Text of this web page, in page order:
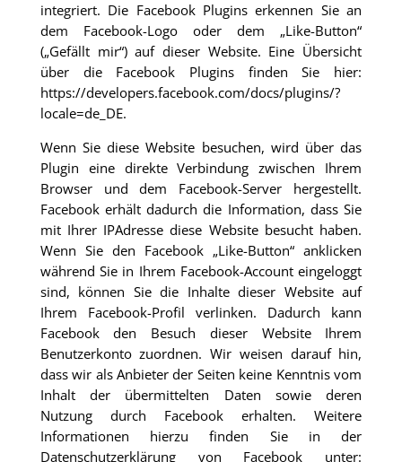
integriert. Die Facebook Plugins erkennen Sie an
dem Facebook-Logo oder dem „Like-Button“
(„Gefällt mir“) auf dieser Website. Eine Übersicht
über die Facebook Plugins finden Sie hier:
https://developers.facebook.com/docs/plugins/?
locale=de_DE.
Wenn Sie diese Website besuchen, wird über das
Plugin eine direkte Verbindung zwischen Ihrem
Browser und dem Facebook-Server hergestellt.
Facebook erhält dadurch die Information, dass Sie
mit Ihrer IPAdresse diese Website besucht haben.
Wenn Sie den Facebook „Like-Button“ anklicken
während Sie in Ihrem Facebook-Account eingeloggt
sind, können Sie die Inhalte dieser Website auf
Ihrem Facebook-Profil verlinken. Dadurch kann
Facebook den Besuch dieser Website Ihrem
Benutzerkonto zuordnen. Wir weisen darauf hin,
dass wir als Anbieter der Seiten keine Kenntnis vom
Inhalt der übermittelten Daten sowie deren
Nutzung durch Facebook erhalten. Weitere
Informationen hierzu finden Sie in der
Datenschutzerklärung von Facebook unter: